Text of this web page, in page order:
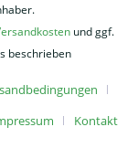
und ggf.
beschrieben
Kontakt